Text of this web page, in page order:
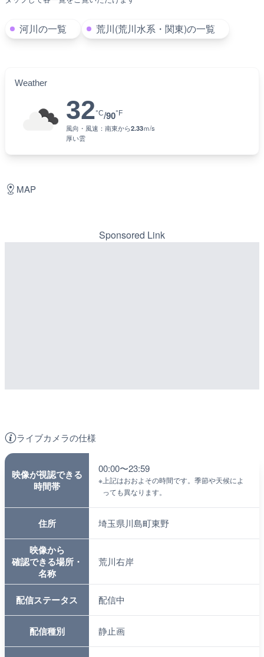
河川の一覧 荒川(荒川水系・関東)の一覧
Weather
32°C/90°F
風向・風速： 南東から2.33ｍ/s
厚い雲
ライブカメラの仕様
映像が視認できる
時間帯
00:00〜23:59
※ 上記はおおよその時間です。季節や天候によ
っても異なります。
住所 埼玉県川島町東野
映像から
確認できる場所・
名称
荒川右岸
配信ステータス 配信中
配信種別 静止画
MAP
Sponsored Link